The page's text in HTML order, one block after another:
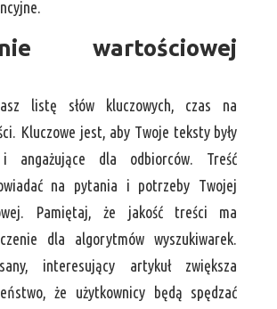
wartościowej
listę słów kluczowych, czas na
Kluczowe jest, aby Twoje teksty były
i angażujące dla odbiorców. Treść
na pytania i potrzeby Twojej
Pamiętaj, że jakość treści ma
dla algorytmów wyszukiwarek.
interesujący artykuł zwiększa
że użytkownicy będą spędzać